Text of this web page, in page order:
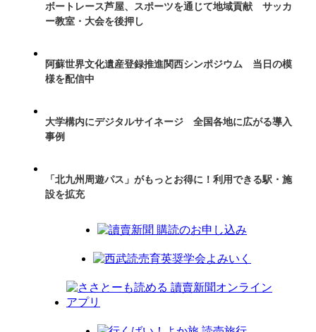
ボートレース芦屋、スポーツを通じて地域貢献 サッカ
ー教室・大会を後押し
阿蘇世界文化遺産登録推進関西シンポジウム 当日の模
様を配信中
大学構内にデジタルサイネージ 全国各地に広がる導入
事例
「北九州周遊パス」がもっとお得に！利用できる駅・施
設を拡充